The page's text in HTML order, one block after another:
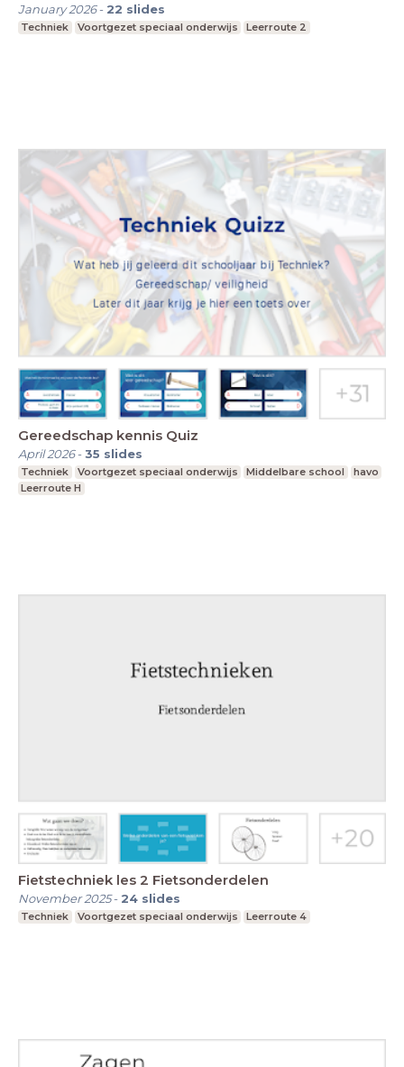
January 2026- 22 slides
Techniek Voortgezet speciaal onderwijs Leerroute 2
Gereedschap kennis Quiz
April 2026-35 slides
Techniek Voortgezet speciaal onderwijs Middelbare school
havo
Leerroute H
Fietstechniek les 2 Fietsonderdelen
November 2025- 24 slides
Techniek Voortgezet speciaal onderwijs Leerroute 4